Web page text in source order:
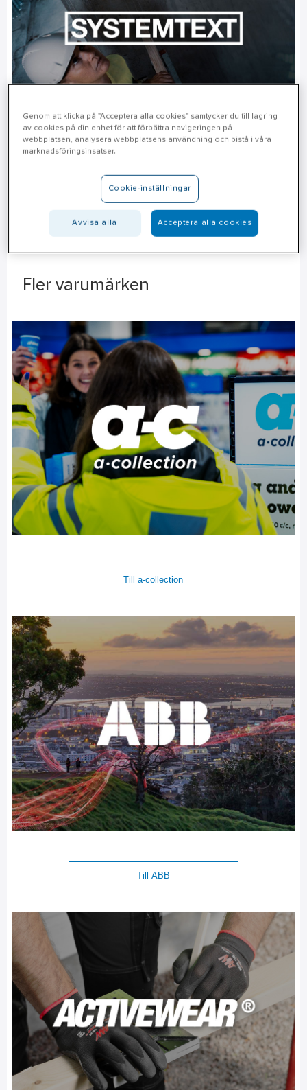
Fler varumärken
Till a-collection
Till ABB
Genom att klicka på "Acceptera alla cookies" samtycker du till lagring
av cookies på din enhet för att förbättra navigeringen på
webbplatsen, analysera webbplatsens användning och bistå i våra
marknadsföringsinsatser.
Cookie-inställningar
Avvisa alla Acceptera alla cookies